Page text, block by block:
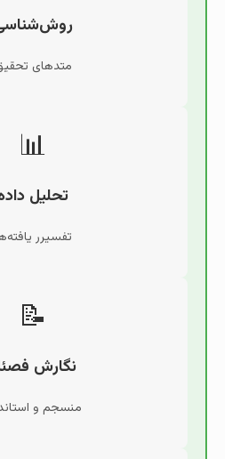
متدهای
📊
تحلیل
تفسیرر
📝
نگارش
منسجم و